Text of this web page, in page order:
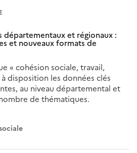
départementaux et régionaux :
et nouveaux formats de
« cohésion sociale, travail,
disposition les données clés
au niveau départemental et
de thématiques.